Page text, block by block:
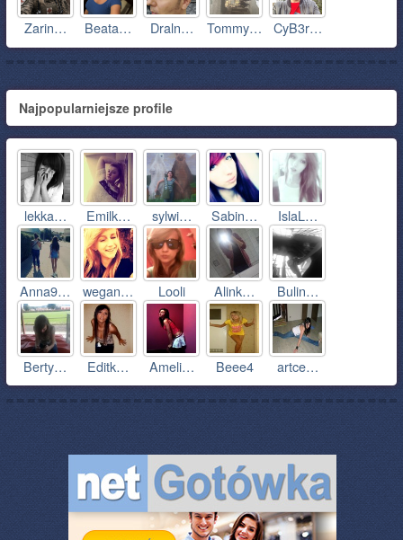
Zarin… Beata… Draln… Tommy… CyB3r…
Najpopularniejsze profile
lekka… Emilk… sylwi… Sabin… IslaL…
Anna9… wegan… Looli Alink… Bulin…
Berty… Editk… Ameli… Beee4 artce…